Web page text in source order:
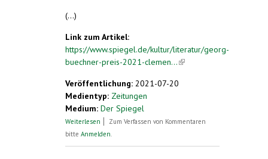
(...)
Link zum Artikel:
https://www.spiegel.de/kultur/literatur/georg-
buechner-preis-2021-clemen...(link is
Veröffentlichung: 2021-07-20
Medientyp: Zeitungen
Medium: Der Spiegel
Weiterlesen über Der Georg-Büchner-Preis 2021 geht
Zum Verfassen von Kommentaren
bitte Anmelden